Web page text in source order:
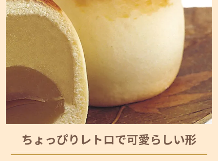
ちょっぴりレトロで可愛らしい形